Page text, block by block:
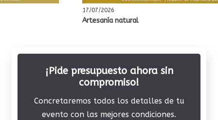
Artesanía natural
¡Pide presupuesto ahora sin
compromiso!
Concretaremos todos los detalles de tu
evento con las mejores condiciones.